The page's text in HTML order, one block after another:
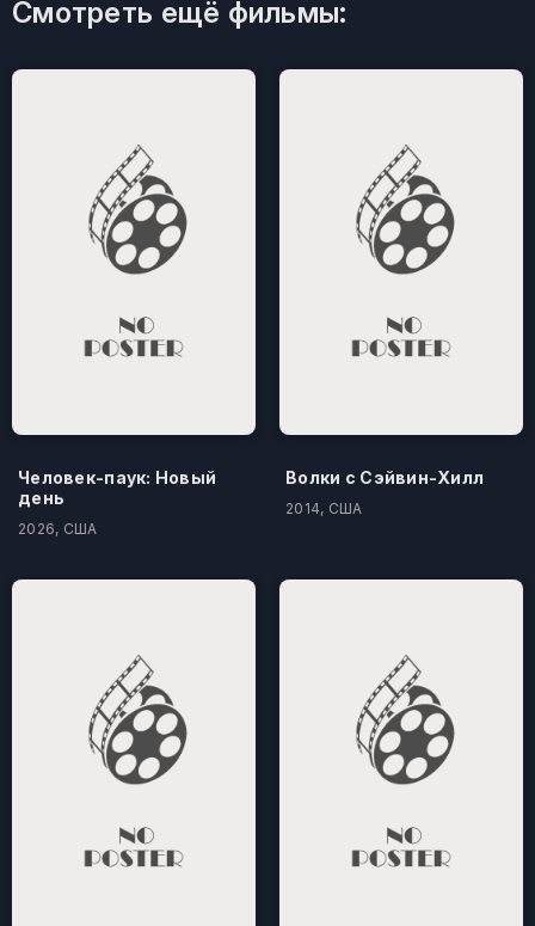
Смотреть ещё фильмы:
Человек-паук: Новый
день
2026, США
Волки с Сэйвин-Хилл
2014, США